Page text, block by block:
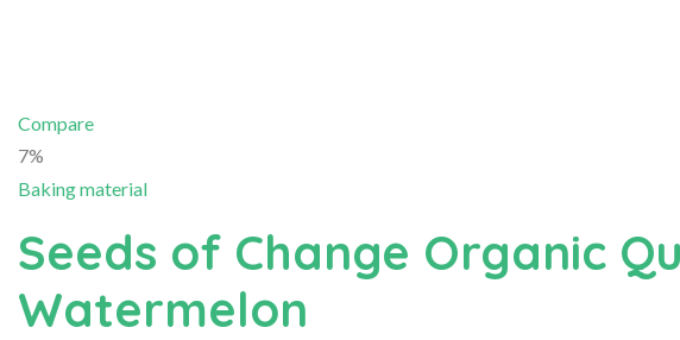
Compare
7%
Baking material
Seeds of Change Organic
Watermelon